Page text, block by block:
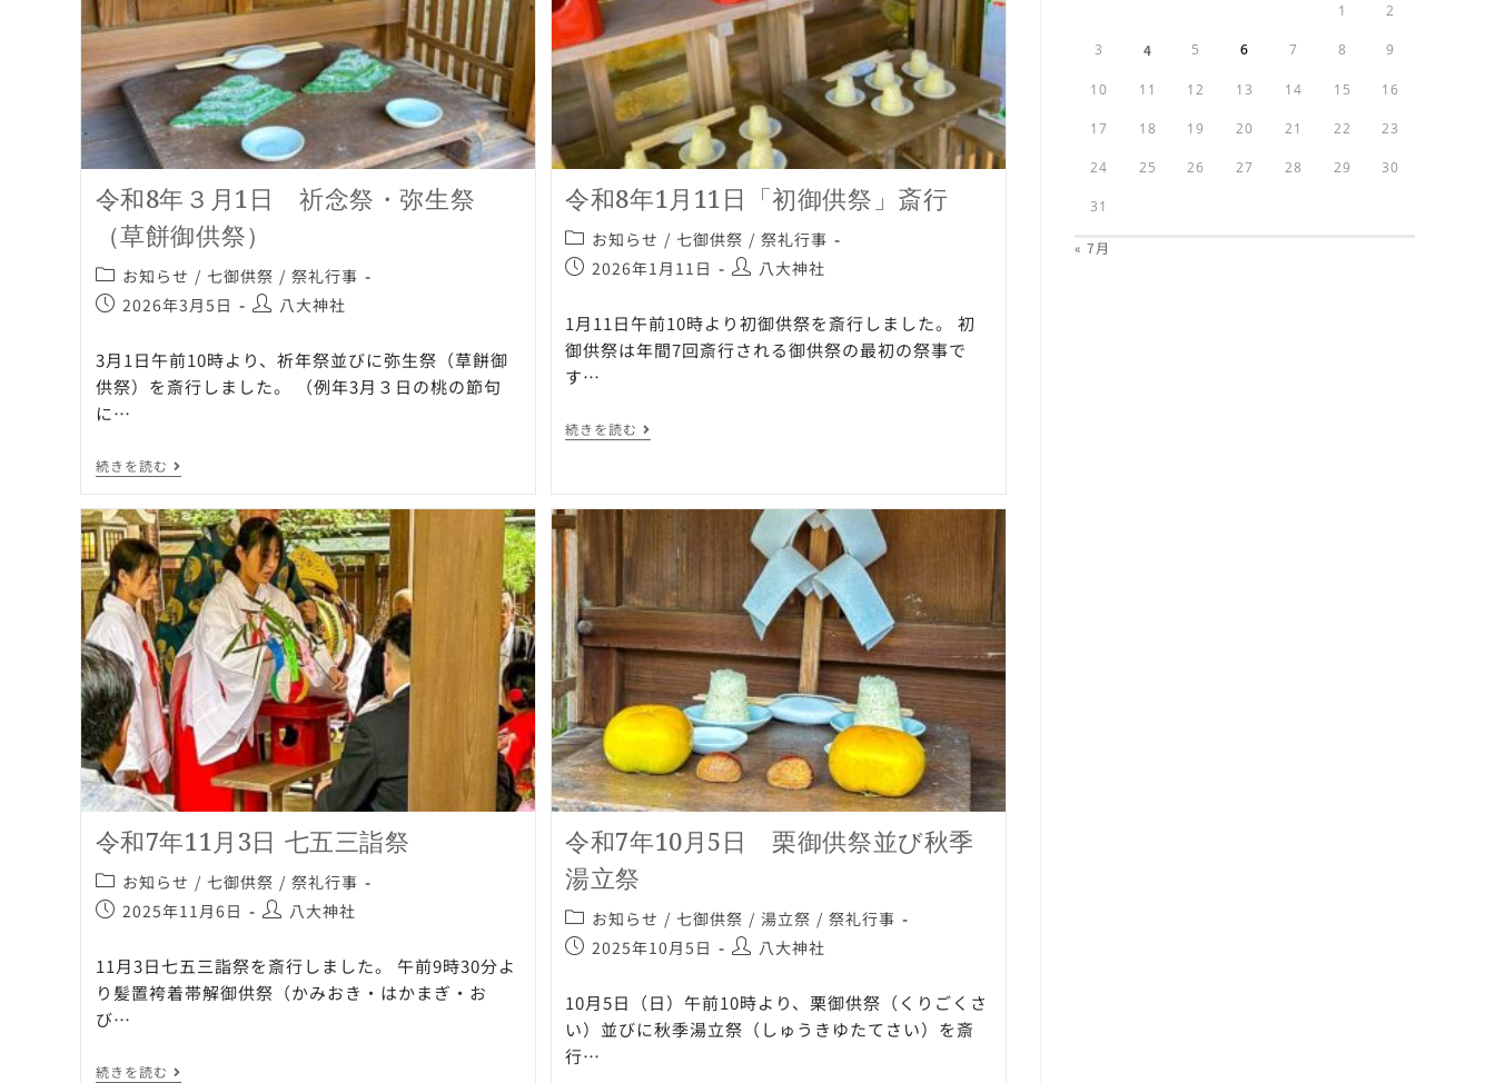
令和8年３月1日 祈念祭・弥生祭
（草餅御供祭）
お知らせ / 七御供祭 / 祭礼行事
2026年3月5日
八大神社
3月1日午前10時より、祈年祭並びに弥生祭（草餅御
供祭）を斎行しました。 （例年3月３日の桃の節句
に…
続きを読む
令和8年1月11日「初御供祭」斎行
お知らせ / 七御供祭 / 祭礼行事
2026年1月11日
八大神社
1月11日午前10時より初御供祭を斎行しました。 初
御供祭は年間7回斎行される御供祭の最初の祭事で
す…
続きを読む
令和7年11月3日 七五三詣祭
お知らせ / 七御供祭 / 祭礼行事
2025年11月6日
八大神社
11月3日七五三詣祭を斎行しました。 午前9時30分よ
り髪置袴着帯解御供祭（かみおき・はかまぎ・お
び…
続きを読む
令和7年10月5日 栗御供祭並び秋季
湯立祭
お知らせ / 七御供祭 / 湯立祭 / 祭礼行事
2025年10月5日
八大神社
10月5日（日）午前10時より、栗御供祭（くりごくさ
い）並びに秋季湯立祭（しゅうきゆたてさい）を斎
行…
1 2
3 4 5 6 7 8 9
10 11 12 13 14 15 16
17 18 19 20 21 22 23
24 25 26 27 28 29 30
31
« 7月